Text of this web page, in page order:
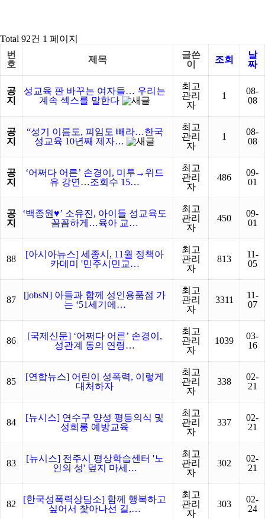
Total 92건 1 페이지
번
호
제목
글쓴
이
조회
날
짜
공
지
성교육 판 바꾸는 여자들… 우리는
계속 섹스를 말한다
최고
관리
자
1
08-
08
공
지
“성기 이름도, 피임도 빼라…한국
성교육 10년째 제자…
최고
관리
자
1
08-
08
공
지
‘어쩌다 어른’ 손경이, 미투→위드
유 강연…조회수 15…
최고
관리
자
486
09-
01
공
지
‘백종원♥’ 소유진, 아이들 성교육도
꼼꼼하게…육아 교…
최고
관리
자
450
09-
01
88
[아시아뉴스] 세종시, 11월 정책아
카데미 '민주시민교…
최고
관리
자
813
11-
05
87
[jobsN] 아들과 함께 성인용품점 가
는 ‘51세기에…
최고
관리
자
3311
11-
07
86
[국제신문] ‘어쩌다 어른’ 손경이,
성관계 동의 연령…
최고
관리
자
1039
03-
16
85
[연합뉴스] 어린이 성폭력, 이렇게
대처하자
최고
관리
자
338
02-
21
84
[뉴시스] 연수구 양성 평등의식 및
성희롱 예방교육
최고
관리
자
337
02-
21
83
[뉴시스] 전주시 평상학습센터 '노
인의 성' 덮지 마세…
최고
관리
자
302
02-
21
82
[한국성폭력상담소] 함께 행복하고
싶어서 찿아나선 길,…
최고
관리
자
303
02-
24